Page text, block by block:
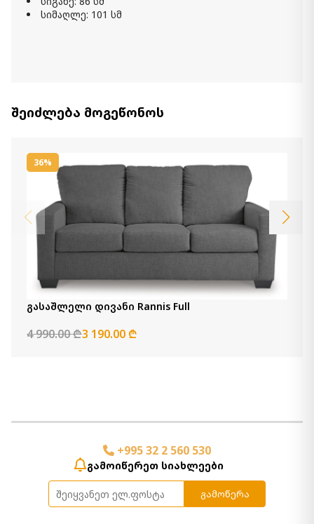
-
გასაშლელი კუთხის დივანი Altari
8 250.00 ₾
4 950.00 ₾
Item: 8721338
ორ ადგილიანი დივანი Altari
გასაშლელი დივანი Altari
5 650.00 ₾
3 390.00 ₾
Item: 8721339
სიმაღლე: 101 სმ
შეიძლება მოგეწონოს
36%
გასაშლელი დივანი Rannis Full
4 990.00 ₾3 190.00 ₾
+995 32 2 560 530
გამოიწერეთ სიახლეები
გამოწერა